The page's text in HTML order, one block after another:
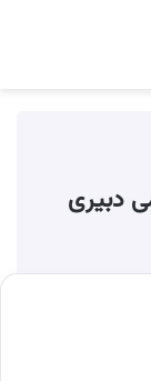
دبیری